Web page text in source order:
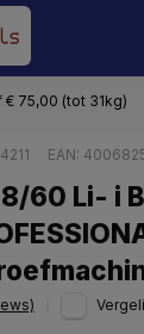
€ 75,00 (tot 31kg)
EAN:
60 Li- i